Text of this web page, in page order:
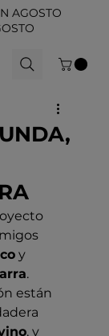
AGOSTO
y
.
están
, y